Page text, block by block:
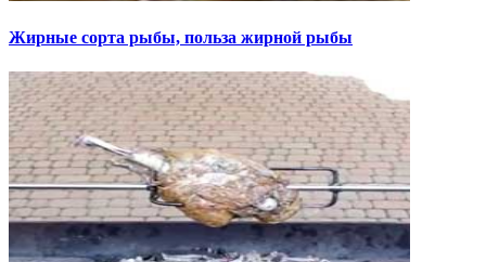
Жирные сорта рыбы, польза жирной рыбы